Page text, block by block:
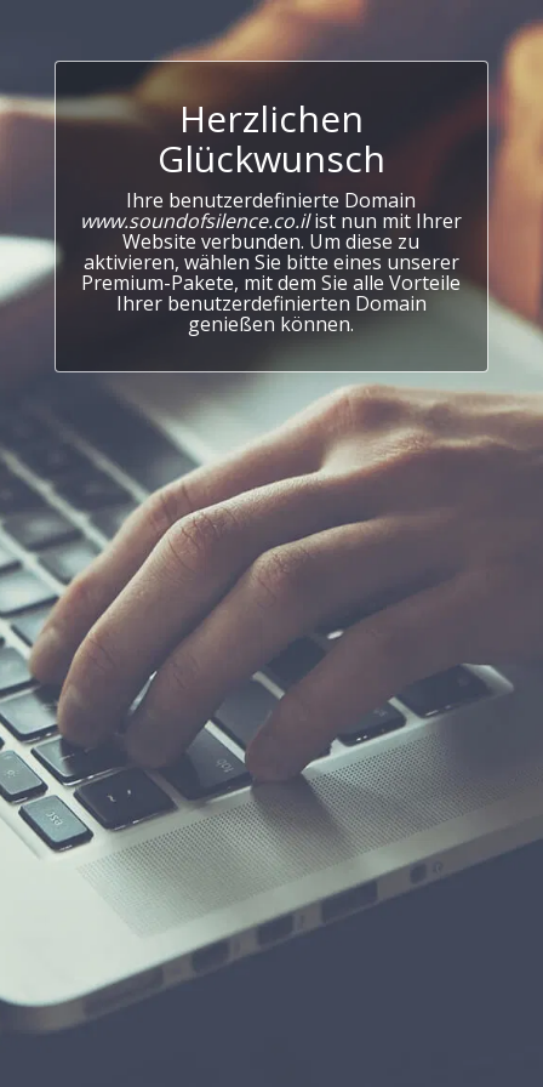
Herzlichen
Glückwunsch
Ihre benutzerdefinierte Domain
www.soundofsilence.co.ilist nun mit Ihrer
Website verbunden. Um diese zu
aktivieren, wählen Sie bitte eines unserer
Premium-Pakete, mit dem Sie alle Vorteile
Ihrer benutzerdefinierten Domain
genießen können.